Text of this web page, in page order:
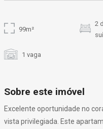
99m²
2
1 vaga
Sobre este imóvel
Excelente oportunidade no
vista privilegiada. Este